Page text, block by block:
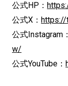
公式HP：
公式X： https://
公式Instagram：
w/
公式YouTube：